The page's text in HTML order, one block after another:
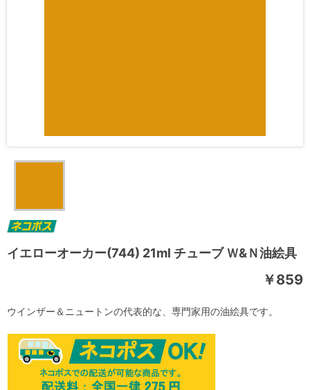
イエローオーカー(744) 21ml チューブ Ｗ&Ｎ油絵具
￥859
ウインザー＆ニュートンの代表的な、専門家用の油絵具です。